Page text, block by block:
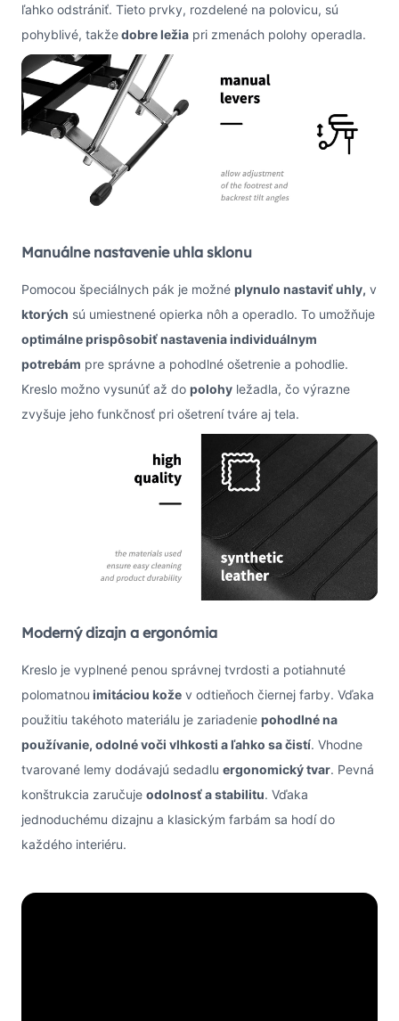
ľahko odstrániť. Tieto prvky, rozdelené na polovicu, sú
pohyblivé, takžedobre ležia pri zmenách polohy operadla.
Manuálne nastavenie uhla sklonu
Pomocou špeciálnych pák je možné plynulo nastaviť uhly, v
ktorých sú umiestnené opierka nôh a operadlo. To umožňuje
optimálne prispôsobiť nastavenia individuálnym
potrebám pre správne a pohodlné ošetrenie a pohodlie.
Kreslo možno vysunúť až do polohy ležadla, čo výrazne
zvyšuje jeho funkčnosť pri ošetrení tváre aj tela.
Moderný dizajn a ergonómia
Kreslo je vyplnené penou správnej tvrdosti a potiahnuté
polomatnou imitáciou kože v odtieňoch čiernej farby. Vďaka
použitiu takéhoto materiálu je zariadenie pohodlné na
používanie, odolné voči vlhkosti a ľahko sa čistí. Vhodne
tvarované lemy dodávajú sedadlu ergonomický tvar. Pevná
konštrukcia zaručuje odolnosť a stabilitu. Vďaka
jednoduchému dizajnu a klasickým farbám sa hodí do
každého interiéru.